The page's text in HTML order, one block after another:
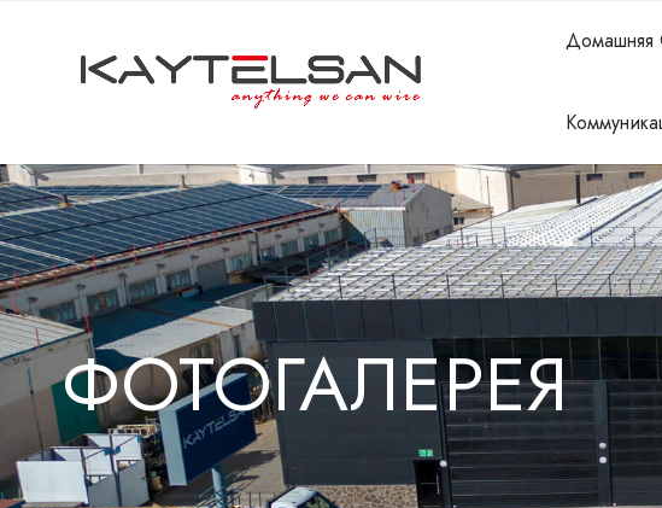
Домашняя
ФОТОГАЛЕРЕЯ